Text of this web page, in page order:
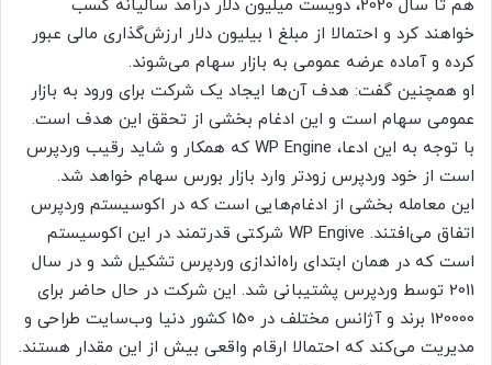
هم تا سال 2020، دویست میلیون دلار درآمد سالیانه کسب
خواهند کرد و احتمالا از مبلغ 1 بیلیون دلار ارزش‌گذاری مالی عبور
کرده و آماده عرضه عمومی به بازار سهام می‌شوند.
او همچنین گفت: هدف آن‌ها ایجاد یک شرکت برای ورود به بازار
عمومی سهام است و این ادغام بخشی از تحقق این هدف است.
با توجه به این ادعا، WP Engine که همکار و شاید رقیب وردپرس
است از خود وردپرس زودتر وارد بازار بورس سهام خواهد شد.
این معامله بخشی از ادغام‌هایی است که در اکوسیستم وردپرس
اتفاق می‌افتند. WP Engive شرکتی قدرتمند در این اکوسیستم
است که در همان ابتدای راه‌اندازی وردپرس تشکیل شد و در سال
2011 توسط وردپرس پشتیبانی شد. این شرکت در حال حاضر برای
120000 برند و آژانس مختلف در 150 کشور دنیا وب‌سایت طراحی و
مدیریت می‌کند که احتمالا ارقام واقعی بیش از این مقدار هستند.